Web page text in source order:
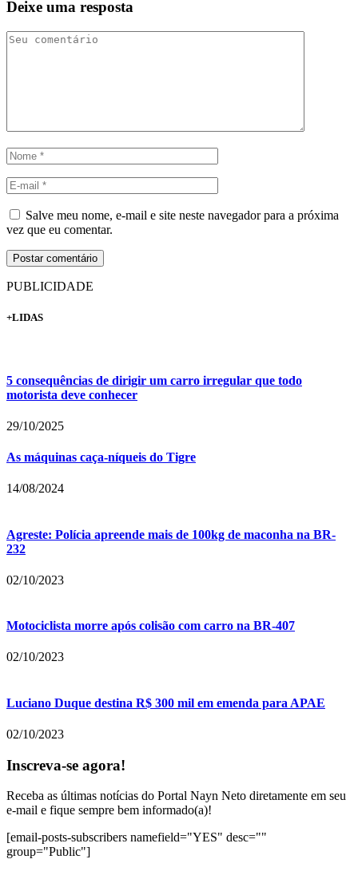
Deixe uma resposta
Salve meu nome, e-mail e site neste navegador para a próxima
vez que eu comentar.
PUBLICIDADE
+LIDAS
5 consequências de dirigir um carro irregular que todo
motorista deve conhecer
29/10/2025
As máquinas caça-níqueis do Tigre
14/08/2024
Agreste: Polícia apreende mais de 100kg de maconha na BR-
232
02/10/2023
Motociclista morre após colisão com carro na BR-407
02/10/2023
Luciano Duque destina R$ 300 mil em emenda para APAE
02/10/2023
Inscreva-se agora!
Receba as últimas notícias do Portal Nayn Neto diretamente em seu
e-mail e fique sempre bem informado(a)!
[email-posts-subscribers namefield="YES" desc=""
group="Public"]